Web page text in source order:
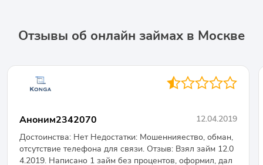
Отзывы об онлайн займах в Москве
◐○○○○
Аноним2342070
12.04.2019
Достоинства: Нет Недостатки: Мошеннияество, обман,
отсутствие телефона для связи. Отзыв: Взял займ 12.0
4.2019. Написано 1 займ без процентов, оформил, дал